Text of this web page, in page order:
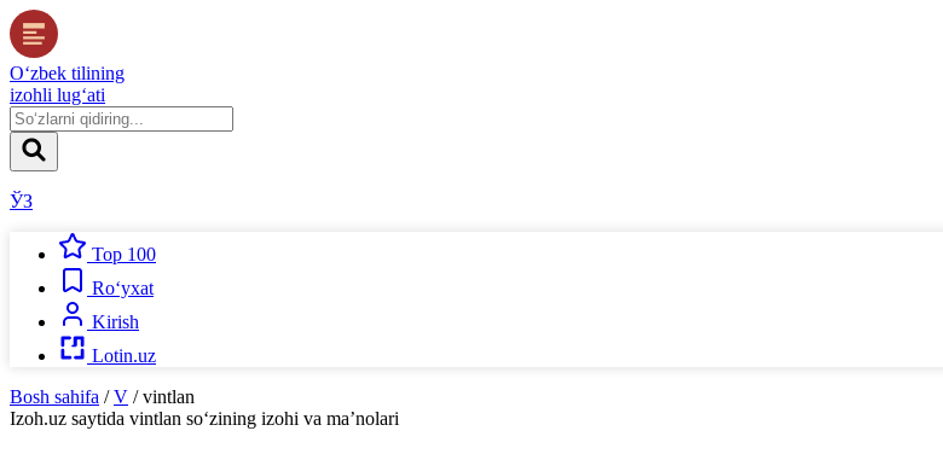
O‘zbek tilining
izohli lug‘ati
ЎЗ
Top 100
Ro‘yxat
Kirish
Lotin.uz
Bosh sahifa / V / vintlan
Izoh.uz saytida vintlan so‘zining izohi va ma’nolari